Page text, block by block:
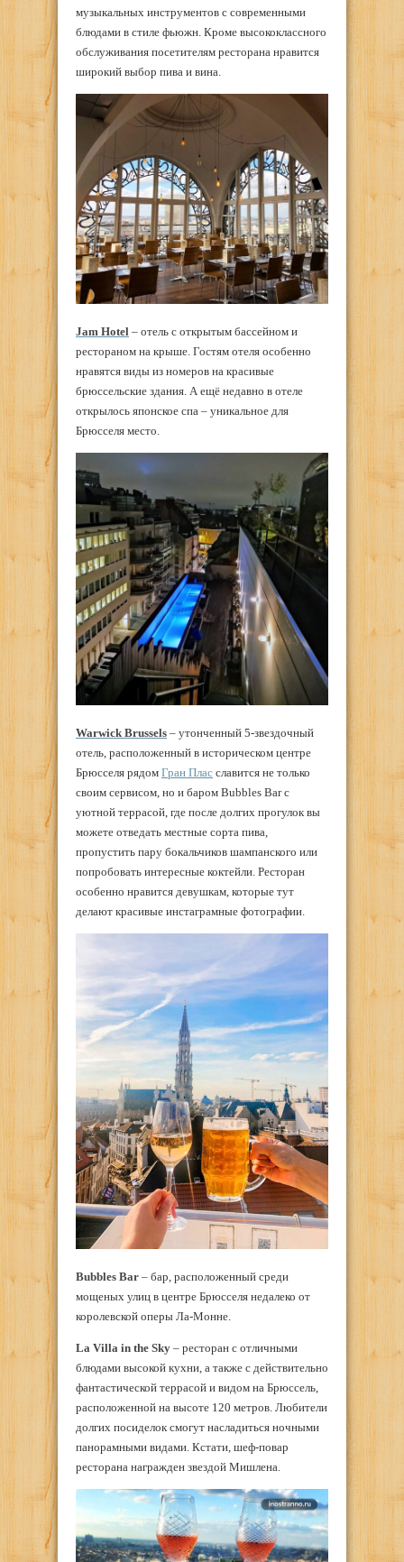
музыкальных инструментов с современными
блюдами в стиле фьюжн . Кроме высококлассного
обслуживания посетителям ресторана нравится
широкий выбор пива и вина.
Jam Hotel – отель с открытым бассейном и
рестораном на крыше. Гостям отеля особенно
нравятся виды из номеров на красивые
брюссельские здания. А ещё недавно в отеле
открылось японское спа – уникальное для
Брюсселя место.
Warwick Brussels – утонченный 5-звездочный
отель, расположенный в историческом центре
Брюсселя рядом Гран Плас славится не только
своим сервисом, но и баром Bubbles Bar с
уютной террасой, где после долгих прогулок вы
можете отведать местные сорта пива,
пропустить пару бокальчиков шампанского или
попробовать интересные коктейли. Ресторан
особенно нравится девушкам, которые тут
делают красивые инстаграмные фотографии.
Bubbles Bar – бар, расположенный среди
мощеных улиц в центре Брюсселя недалеко от
королевской оперы Ла-Монне.
La Villa in the Sky – ресторан с отличными
блюдами высокой кухни, а также с действительно
фантастической террасой и видом на Брюссель,
расположенной на высоте 120 метров. Любители
долгих посиделок смогут насладиться ночными
панорамными видами. Кстати, шеф-повар
ресторана награжден звездой Мишлена.